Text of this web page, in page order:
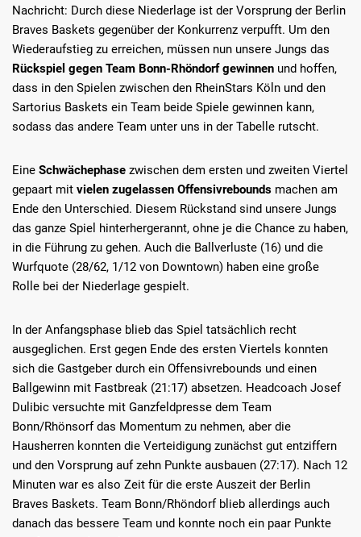
Nachricht: Durch diese Niederlage ist der Vorsprung der Berlin
Braves Baskets gegenüber der Konkurrenz verpufft. Um den
Wiederaufstieg zu erreichen, müssen nun unsere Jungs das
Rückspiel gegen Team Bonn-Rhöndorf gewinnen und hoffen,
dass in den Spielen zwischen den RheinStars Köln und den
Sartorius Baskets ein Team beide Spiele gewinnen kann,
sodass das andere Team unter uns in der Tabelle rutscht.
Eine Schwächephase zwischen dem ersten und zweiten Viertel
gepaart mit vielen zugelassen Offensivrebounds machen am
Ende den Unterschied. Diesem Rückstand sind unsere Jungs
das ganze Spiel hinterhergerannt, ohne je die Chance zu haben,
in die Führung zu gehen. Auch die Ballverluste (16) und die
Wurfquote (28/62, 1/12 von Downtown) haben eine große
Rolle bei der Niederlage gespielt.
In der Anfangsphase blieb das Spiel tatsächlich recht
ausgeglichen. Erst gegen Ende des ersten Viertels konnten
sich die Gastgeber durch ein Offensivrebounds und einen
Ballgewinn mit Fastbreak (21:17) absetzen. Headcoach Josef
Dulibic versuchte mit Ganzfeldpresse dem Team
Bonn/Rhönsorf das Momentum zu nehmen, aber die
Hausherren konnten die Verteidigung zunächst gut entziffern
und den Vorsprung auf zehn Punkte ausbauen (27:17). Nach 12
Minuten war es also Zeit für die erste Auszeit der Berlin
Braves Baskets. Team Bonn/Rhöndorf blieb allerdings auch
danach das bessere Team und konnte noch ein paar Punkte